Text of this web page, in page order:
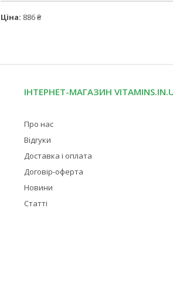
Ціна: 886 ₴
ІНТЕРНЕТ-МАГАЗИН
Про нас
Відгуки
Доставка і оплата
Договір-оферта
Новини
Статті